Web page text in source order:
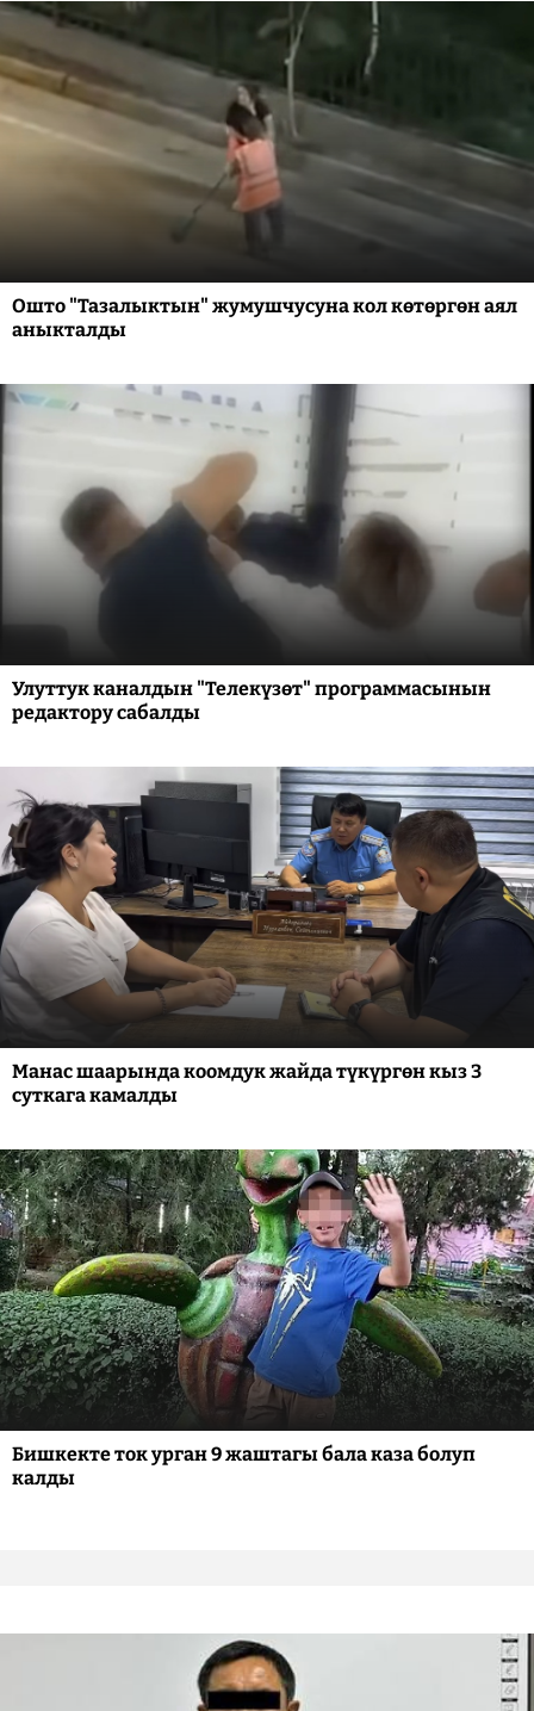
Ошто "Тазалыктын" жумушчусуна кол көтөргөн аял
аныкталды
Улуттук каналдын "Телекүзөт" программасынын
редактору сабалды
Манас шаарында коомдук жайда түкүргөн кыз 3
суткага камалды
Бишкекте ток урган 9 жаштагы бала каза болуп
калды